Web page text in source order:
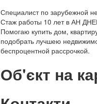
Специалист по зарубежной
Стаж работы 10 лет в АН
Помогаю купить дом,
подобрать лучшею
беспроцентной рассрочкой.
Об'єкт на